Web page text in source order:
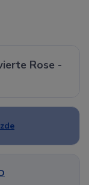
Rose -
zde